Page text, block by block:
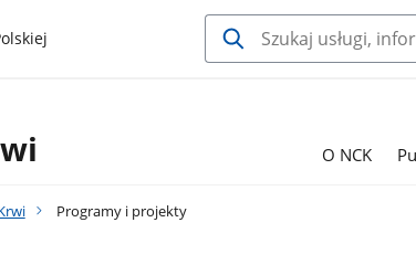
O NCK
Programy i projekty